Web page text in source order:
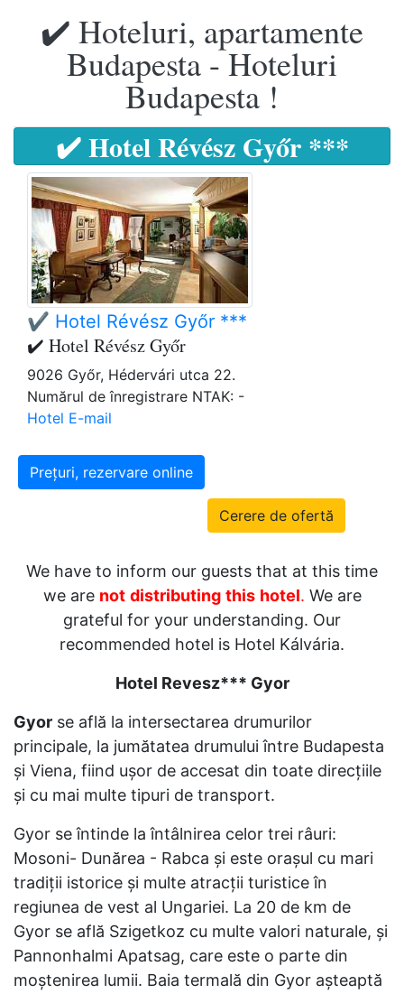
✔️ Hoteluri, apartamente
Budapesta - Hoteluri
Budapesta !
✔️ Hotel Révész Győr ***
✔️ Hotel Révész Győr ***
✔️ Hotel Révész Győr
9026 Győr, Hédervári utca 22.
Numărul de înregistrare NTAK: -
Hotel E-mail
Prețuri, rezervare online
Cerere de ofertă
We have to inform our guests that at this time
we are not distributing this hotel. We are
grateful for your understanding. Our
recommended hotel is Hotel Kálvária.
Hotel Revesz*** Gyor
Gyor se află la intersectarea drumurilor
principale, la jumătatea drumului între Budapesta
şi Viena, fiind uşor de accesat din toate direcţiile
şi cu mai multe tipuri de transport.
Gyor se întinde la întâlnirea celor trei râuri:
Mosoni- Dunărea - Rabca şi este oraşul cu mari
tradiţii istorice şi multe atracţii turistice în
regiunea de vest al Ungariei. La 20 de km de
Gyor se află Szigetkoz cu multe valori naturale, şi
Pannonhalmi Apatsag, care este o parte din
moştenirea lumii. Baia termală din Gyor aşteaptă